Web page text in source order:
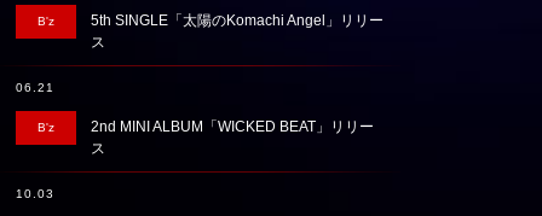
B'z
5th SINGLE「太陽のKomachi Angel」リリー
ス
06.21
B'z
2nd MINI ALBUM「WICKED BEAT」リリー
ス
10.03